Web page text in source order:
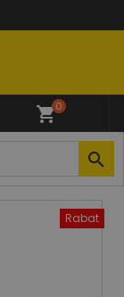
shopping_cart0

Rabat